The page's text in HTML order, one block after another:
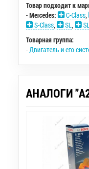
Товар подходит к
-Mercedes: C-Class,
S-Class, SL,
Товарная группа:
-Двигатель и его
АНАЛОГИ